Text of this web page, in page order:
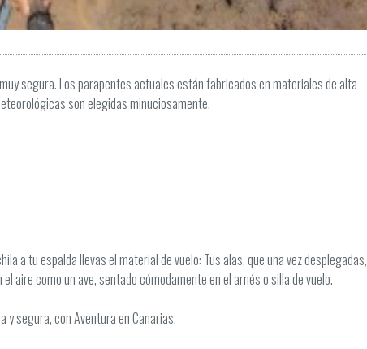
segura. Los parapentes actuales están fabricados en materiales de alta
son elegidas minuciosamente.
a tu espalda llevas el material de vuelo: Tus alas, que una vez desplegadas,
aire como un ave, sentado cómodamente en el arnés o silla de vuelo.
segura, con Aventura en Canarias.